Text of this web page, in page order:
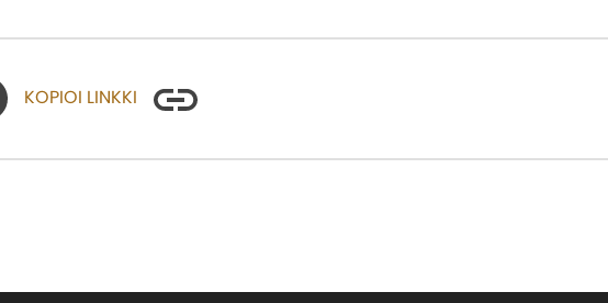
KOPIOI LINKKI